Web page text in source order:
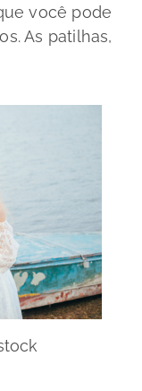
você pode
As patilhas,